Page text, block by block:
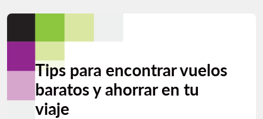
Tips para encontrar vuelos
baratos y ahorrar en tu
viaje